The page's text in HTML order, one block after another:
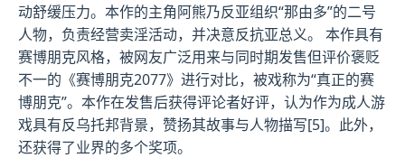
动舒缓压力。本作的主角阿熊乃反亚组织“那由多”的二号
人物，负责经营卖淫活动，并决意反抗亚总义。 本作具有
赛博朋克风格，被网友广泛用来与同时期发售但评价褒贬
不一的《赛博朋克2077》进行对比，被戏称为“真正的赛
博朋克”。本作在发售后获得评论者好评，认为作为成人游
戏具有反乌托邦背景，赞扬其故事与人物描写[5]。此外，
还获得了业界的多个奖项。